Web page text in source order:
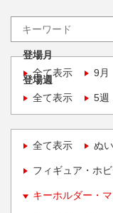
登場月
全て表示
9月
登場週
全て表示
5週
全て表示 ぬ
フィギュア・ホ
キーホルダー・